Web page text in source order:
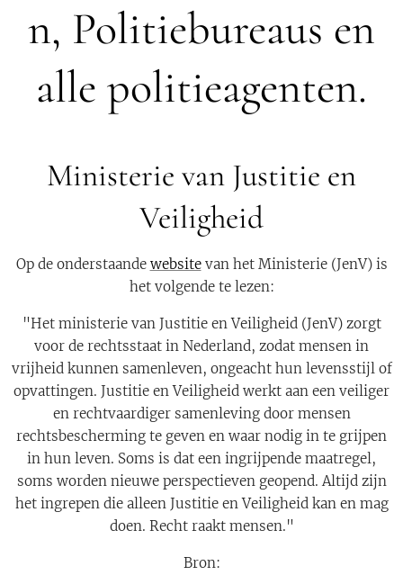
n, Politiebureaus en
alle politieagenten.
Ministerie van Justitie en
Veiligheid
Op de onderstaande websitevan het Ministerie (JenV) is
het volgende te lezen:
"Het ministerie van Justitie en Veiligheid (JenV) zorgt
voor de rechtsstaat in Nederland, zodat mensen in
vrijheid kunnen samenleven, ongeacht hun levensstijl of
opvattingen. Justitie en Veiligheid werkt aan een veiliger
en rechtvaardiger samenleving door mensen
rechtsbescherming te geven en waar nodig in te grijpen
in hun leven. Soms is dat een ingrijpende maatregel,
soms worden nieuwe perspectieven geopend. Altijd zijn
het ingrepen die alleen Justitie en Veiligheid kan en mag
doen. Recht raakt mensen."
Bron: